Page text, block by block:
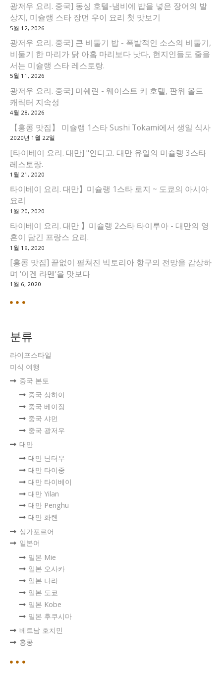
광저우 요리. 중국] 동싱 호텔-냄비에 밥을 넣은 장어의 발
상지, 미슐랭 스타 장먼 우이 요리 첫 맛보기
5월 12, 2026
광저우 요리. 중국] 큰 비둘기 밥 - 폭발적인 소스의 비둘기,
비둘기 한 마리가 닭 아홉 마리보다 낫다, 현지인들도 줄을
서는 미슐랭 스타 레스토랑.
5월 11, 2026
광저우 요리. 중국] 미쉐린 - 웨이스트 키 호텔, 판위 올드
캐릭터 지속성
4월 28, 2026
【홍콩 맛집】 미슐랭 1스타 Sushi Tokami에서 생일 식사
2020년 1월 22일
[타이베이 요리. 대만] "인디고. 대만 유일의 미슐랭 3스타
레스토랑.
1월 21, 2020
타이베이 요리. 대만】미슐랭 1스타 로지 ~ 도쿄의 아시아
요리
1월 20, 2020
타이베이 요리. 대만 】미슐랭 2스타 타이루아 - 대만의 영
혼이 담긴 프랑스 요리.
1월 19, 2020
[홍콩 맛집] 끝없이 펼쳐진 빅토리아 항구의 전망을 감상하
며 ‘이겐 라멘’을 맛보다
1월 6, 2020
분류
라이프스타일
미식 여행
중국 본토
중국 상하이
중국 베이징
중국 샤먼
중국 광저우
대만
대만 난터우
대만 타이중
대만 타이베이
대만 Yilan
대만 Penghu
대만 화롄
싱가포르어
일본어
일본 Mie
일본 오사카
일본 나라
일본 도쿄
일본 Kobe
일본 후쿠시마
베트남 호치민
홍콩